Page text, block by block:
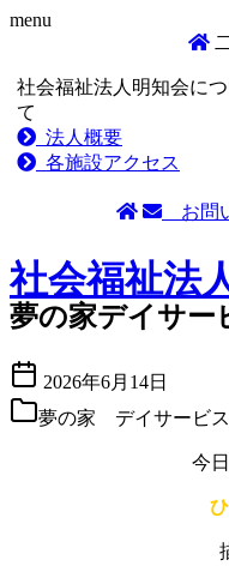
menu
社会福祉法人明知会に
て
法人概要
各施設アクセス
お問
to
content
社会福祉法
夢の家デイサ
2026年6月14日
夢の家 デイサービス
今